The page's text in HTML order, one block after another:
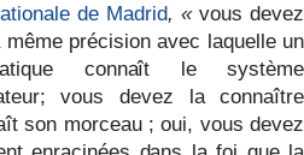
de Madrid, «vous devez
précision avec laquelle un
connaît le système
vous devez la connaître
son morceau ; oui, vous devez